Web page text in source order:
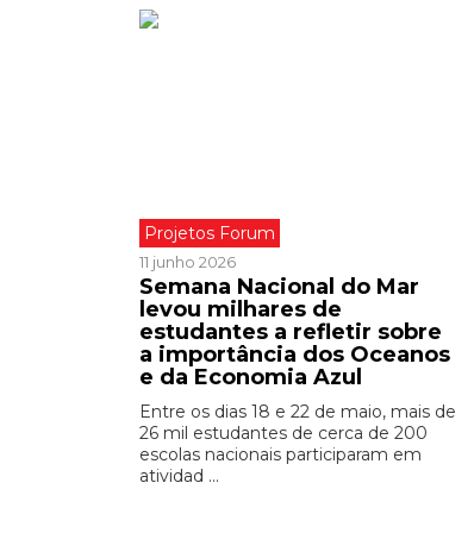
Projetos Forum
11 junho 2026
Semana Nacional do Mar
levou milhares de
estudantes a refletir sobre
a importância dos Oceanos
e da Economia Azul
Entre os dias 18 e 22 de maio, mais de
26 mil estudantes de cerca de 200
escolas nacionais participaram em
atividad ...